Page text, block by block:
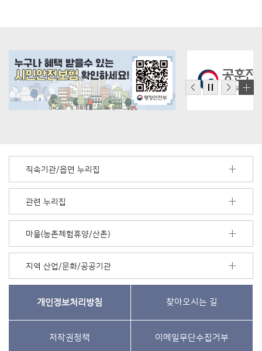
직속기관/읍면 누리집
관련 누리집
마을(농촌체험휴양/산촌)
지역 산업/문화/공공기관
개인정보처리방침 찾아오시는 길
저작권정책 이메일무단수집거부